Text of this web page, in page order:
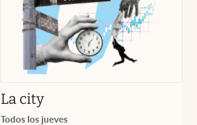
La cityabre en nueva pestaña
Todos los jueves